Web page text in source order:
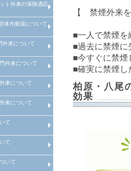
ト外来の保険適応
体作動薬について
経口GLP-1受容体作動薬の血
善効果と体重減少・副作用に
外来について
インスリンポンプ・SAP療法
いた1型糖尿病専門外来につい
外来について
フットケア専門外来について
来について
整形外科専門外来について
来について
て
風邪症状で受診される場合の
インフルエンザA型とインフル
て
いて
【 禁煙外来
■一人で禁煙
■過去に禁煙
■今すぐに禁煙
■確実に禁煙し
柏原・八尾
効果